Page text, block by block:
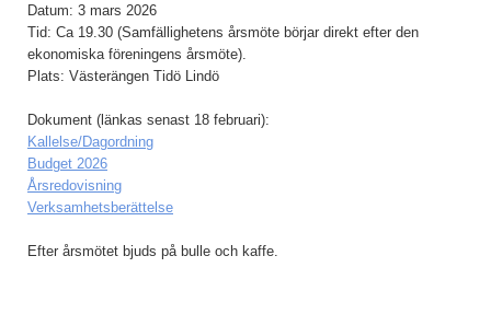
Datum: 3 mars 2026
Tid: Ca 19.30 (Samfällighetens årsmöte börjar direkt efter den
ekonomiska föreningens årsmöte).
Plats: Västerängen Tidö Lindö
Dokument (länkas senast 18 februari):
Kallelse/Dagordning
Budget 2026
Årsredovisning
Verksamhetsberättelse
Efter årsmötet bjuds på bulle och kaffe.